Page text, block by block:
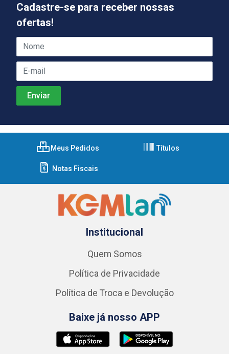
Cadastre-se para receber nossas
ofertas!
Meus Pedidos Títulos
Notas Fiscais
Institucional
Quem Somos
Política de Privacidade
Política de Troca e Devolução
Baixe já nosso APP